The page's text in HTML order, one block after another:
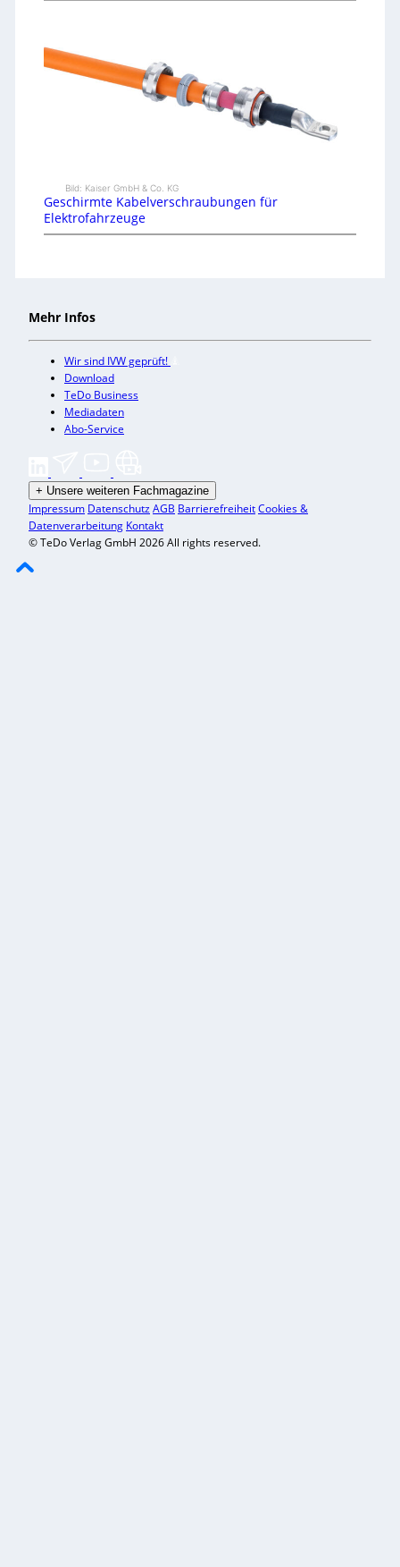
Bild: Kaiser GmbH & Co. KG
Geschirmte Kabelverschraubungen für
Elektrofahrzeuge
Mehr Infos
Wir sind IVW geprüft!
Download
TeDo Business
Mediadaten
Abo-Service
+ Unsere weiteren Fachmagazine
Impressum DatenschutzAGB BarrierefreiheitCookies &
Datenverarbeitung Kontakt
© TeDo Verlag GmbH 2026 All rights reserved.